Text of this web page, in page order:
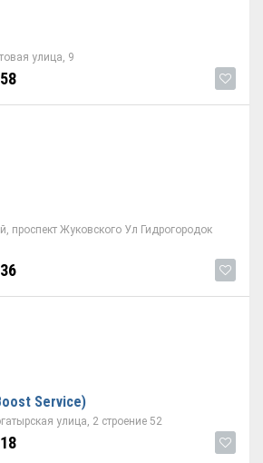
улица, 9
проспект Жуковского Ул Гидрогородок
Service)
улица, 2 строение 52